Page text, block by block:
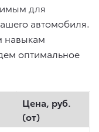
для
автомобиля.
навыкам
оптимальное
Цена, руб.
(от)